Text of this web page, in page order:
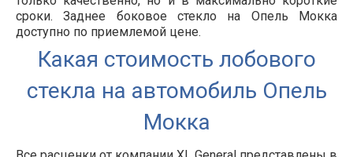
сроки. Заднее боковое стекло на Опель Мокка
доступно по приемлемой цене.
Какая стоимость лобового
стекла на автомобиль Опель
Мокка